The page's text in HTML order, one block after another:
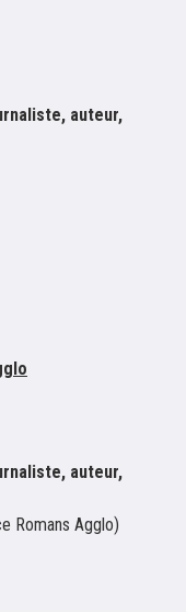
auteur,
auteur,
Romans Agglo)